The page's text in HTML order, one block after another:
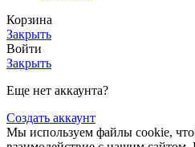
Корзина
Закрыть
Войти
Закрыть
Еще нет аккаунта?
Создать аккаунт
Мы используем файлы cookie,